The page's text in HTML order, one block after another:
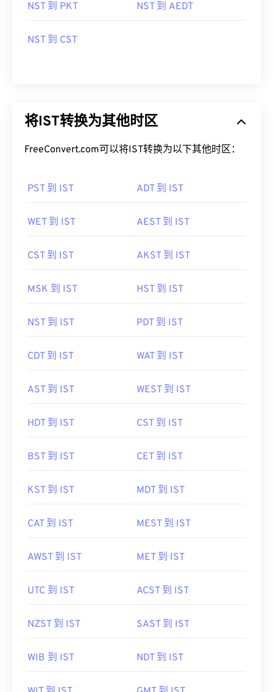
NST 到 PKT NST 到 AEDT
NST 到 CST
将IST转换为其他时区
FreeConvert.com可以将IST转换为以下其他时区：
PST 到 IST ADT 到 IST
WET 到 IST AEST 到 IST
CST 到 IST AKST 到 IST
MSK 到 IST HST 到 IST
NST 到 IST PDT 到 IST
CDT 到 IST WAT 到 IST
AST 到 IST WEST 到 IST
HDT 到 IST CST 到 IST
BST 到 IST CET 到 IST
KST 到 IST MDT 到 IST
CAT 到 IST MEST 到 IST
AWST 到 IST MET 到 IST
UTC 到 IST ACST 到 IST
NZST 到 IST SAST 到 IST
WIB 到 IST NDT 到 IST